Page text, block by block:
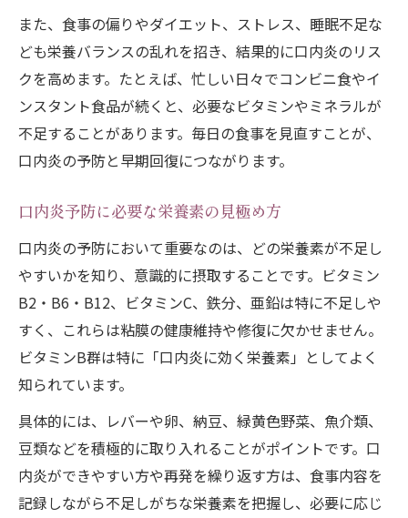
栄養を逃さないしみない調理のポイント
口内炎でも食べやすいメニューの工夫
口内炎におすすめ栄養ドリンク活用法
口内炎と栄養ドリンクの効果的な使い方
栄養ドリンクで補う口内炎回復のポイント
食事が難しい時の口内炎栄養補給法
口内炎用栄養ドリンクの選択基準を解説
原因から考える繰り返す口内炎の対処策
口内炎が繰り返す主な原因と栄養不足
食生活の見直しで口内炎再発を防ぐには
ストレスや疲労と口内炎の関係をチェック
原因別の口内炎対策と予防ポイント
忙しい日にも続く口内炎予防の簡単栄養習慣
口内炎を防ぐ簡単な栄養習慣の始め方
また、食事の偏りやダイエット、ストレス、睡眠不足な
ども栄養バランスの乱れを招き、結果的に口内炎のリス
クを高めます。たとえば、忙しい日々でコンビニ食やイ
ンスタント食品が続くと、必要なビタミンやミネラルが
不足することがあります。毎日の食事を見直すことが、
口内炎の予防と早期回復につながります。
口内炎予防に必要な栄養素の見極め方
口内炎の予防において重要なのは、どの栄養素が不足し
やすいかを知り、意識的に摂取することです。ビタミン
B2・B6・B12、ビタミンC、鉄分、亜鉛は特に不足しや
すく、これらは粘膜の健康維持や修復に欠かせません。
ビタミンB群は特に「口内炎に効く栄養素」としてよく
知られています。
具体的には、レバーや卵、納豆、緑黄色野菜、魚介類、
豆類などを積極的に取り入れることがポイントです。口
内炎ができやすい方や再発を繰り返す方は、食事内容を
記録しながら不足しがちな栄養素を把握し、必要に応じ